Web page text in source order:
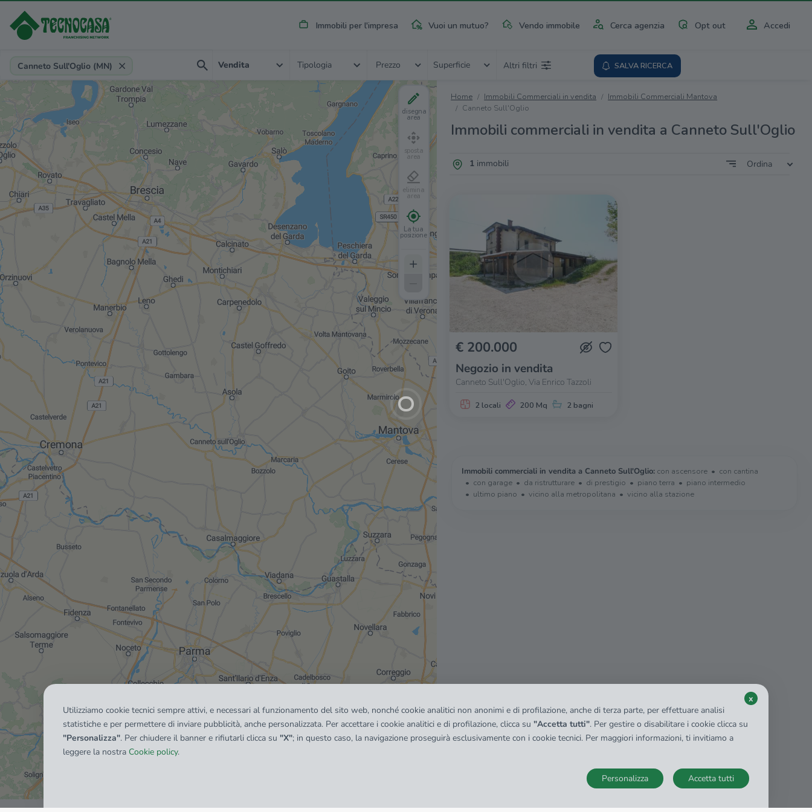
Immobili per l'impresa Vuoi un mutuo? Vendo immobile Cerca agenzia Opt out Accedi
Provincia, comune, zona, riferimento
Canneto Sull'Oglio (MN) Vendita Tipologia Prezzo Superficie Altri filtri SALVA RICERCA
Home Immobili Commerciali in vendita
Immobili Commerciali Mantova
Canneto Sull'Oglio
Immobili commerciali in vendita a Canneto Sull'Oglio
1immobili Ordina
€ 200.000
Negozio in vendita
Canneto Sull'Oglio, Via Enrico Tazzoli
2 locali 200 Mq 2 bagni
Immobili commerciali in vendita a Canneto Sull'Oglio: con ascensore
con cantina
con garage
da ristrutturare di prestigio piano terra
piano intermedio
ultimo piano
vicino alla metropolitana vicino alla stazione
disegna
area
sposta
area
elimina
area
La tua
posizione
+
Mostra tutti gli immobili del riquadro
Utilizziamo cookie tecnici sempre attivi, e necessari al funzionamento del sito web, nonché cookie analitici non anonimi e di profilazione, anche di terza parte, per effettuare analisi
statistiche e per permettere di inviare pubblicità, anche personalizzata. Per accettare i cookie analitici e di profilazione, clicca su "Accetta tutti". Per gestire o disabilitare i cookie clicca su
"Personalizza". Per chiudere il banner e rifiutarli clicca su "X"; in questo caso, la navigazione proseguirà esclusivamente con i cookie tecnici. Per maggiori informazioni, ti invitiamo a
leggere la nostra Cookie policy.
x
Accetta tutti
Personalizza